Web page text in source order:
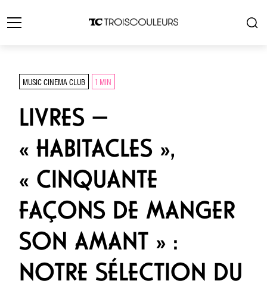
MUSIC CINEMA CLUB 1 MIN
LIVRES —
« HABITACLES »,
« CINQUANTE
FAÇONS DE MANGER
SON AMANT » :
NOTRE SÉLECTION DU